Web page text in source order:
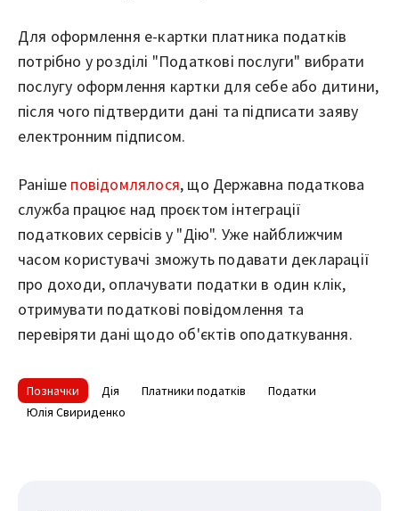
Для оформлення е-картки платника податків
потрібно у розділі "Податкові послуги" вибрати
послугу оформлення картки для себе або дитини,
після чого підтвердити дані та підписати заяву
електронним підписом.
Раніше повідомлялося, що Державна податкова
служба працює над проєктом інтеграції
податкових сервісів у "Дію". Уже найближчим
часом користувачі зможуть подавати декларації
про доходи, оплачувати податки в один клік,
отримувати податкові повідомлення та
перевіряти дані щодо об'єктів оподаткування.
Позначки Дія Платники податків
Податки
Юлія Свириденко